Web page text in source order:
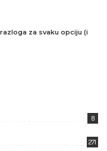
za svaku opciju (i
8
271